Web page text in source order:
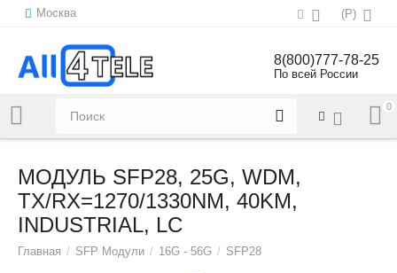
Москва (Р)
Напишите нам:sales@all4tele.com
8(800)777-78-25
По всей России
0
МОДУЛЬ SFP28, 25G, WDM,
TX/RX=1270/1330NM, 40KM,
INDUSTRIAL, LC
Главная / SFP Модули / 16G - 56G / SFP28